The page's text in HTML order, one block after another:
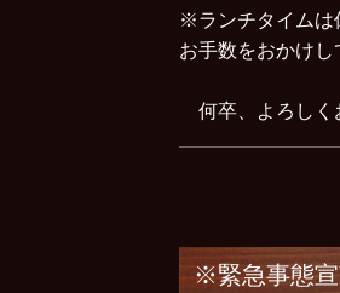
※ランチタイムは
お手数をおかけ
何卒、よろし
※緊急事態宣